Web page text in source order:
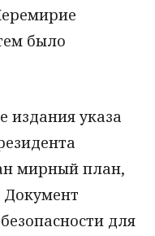
было
издания указа
мирный план,
Документ
для